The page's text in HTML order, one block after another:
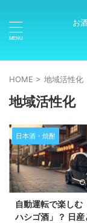
お
HOME > 地域活性化
地域活性化
日本酒・焼酎
自動運転で楽しむ
ハシゴ酒」？ 日